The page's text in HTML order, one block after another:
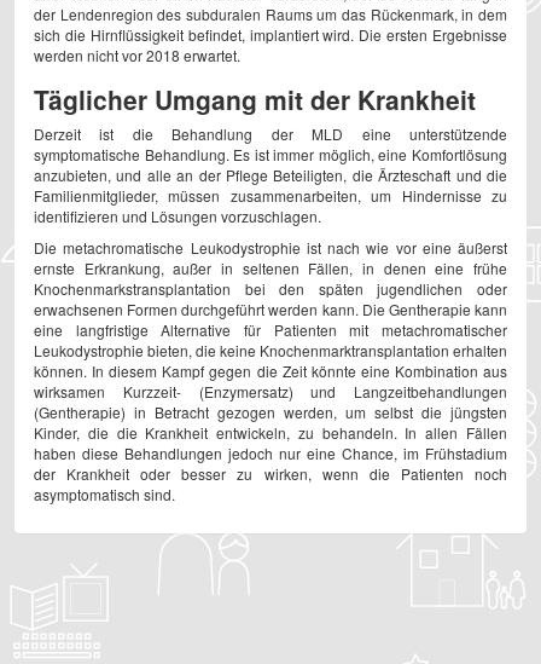
der Lendenregion des subduralen Raums um das Rückenmark, in dem
sich die Hirnflüssigkeit befindet, implantiert wird. Die ersten Ergebnisse
werden nicht vor 2018 erwartet.
Täglicher Umgang mit der Krankheit
Derzeit ist die Behandlung der MLD eine unterstützende
symptomatische Behandlung. Es ist immer möglich, eine Komfortlösung
anzubieten, und alle an der Pflege Beteiligten, die Ärzteschaft und die
Familienmitglieder, müssen zusammenarbeiten, um Hindernisse zu
identifizieren und Lösungen vorzuschlagen.
Die metachromatische Leukodystrophie ist nach wie vor eine äußerst
ernste Erkrankung, außer in seltenen Fällen, in denen eine frühe
Knochenmarkstransplantation bei den späten jugendlichen oder
erwachsenen Formen durchgeführt werden kann. Die Gentherapie kann
eine langfristige Alternative für Patienten mit metachromatischer
Leukodystrophie bieten, die keine Knochenmarktransplantation erhalten
können. In diesem Kampf gegen die Zeit könnte eine Kombination aus
wirksamen Kurzzeit- (Enzymersatz) und Langzeitbehandlungen
(Gentherapie) in Betracht gezogen werden, um selbst die jüngsten
Kinder, die die Krankheit entwickeln, zu behandeln. In allen Fällen
haben diese Behandlungen jedoch nur eine Chance, im Frühstadium
der Krankheit oder besser zu wirken, wenn die Patienten noch
asymptomatisch sind.